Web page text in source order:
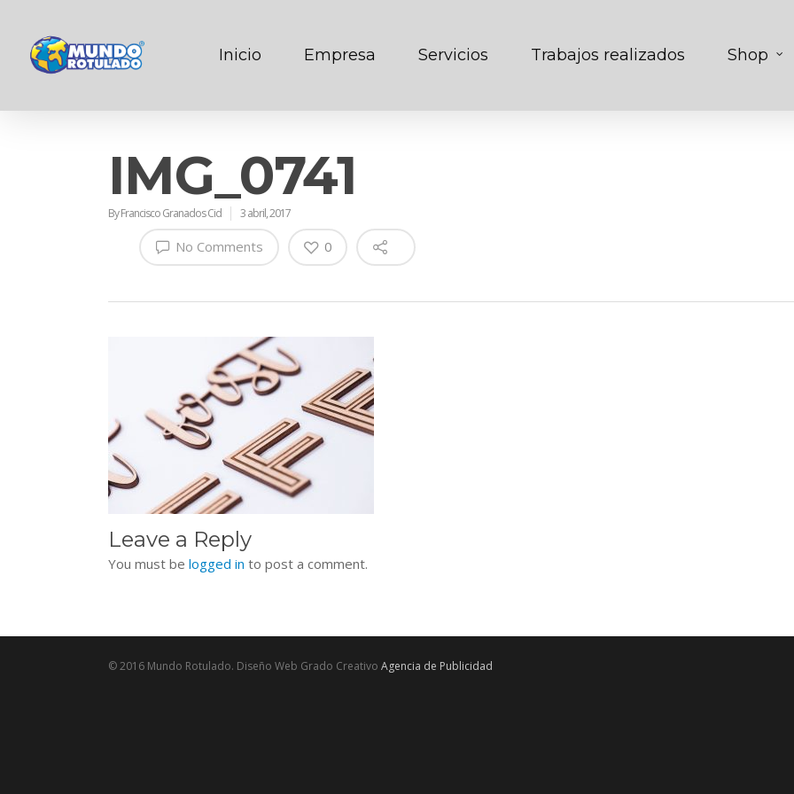
Inicio Empresa Servicios Trabajos realizados Shop
IMG_0741
ByFrancisco Granados Cid 3 abril, 2017
No Comments 0
Leave a Reply
You must be logged in to post a comment.
© 2016 Mundo Rotulado. Diseño Web Grado Creativo Agencia de Publicidad